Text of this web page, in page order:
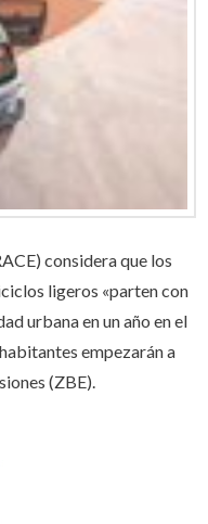
considera que los
ligeros «parten con
urbana en un año en el
empezarán a
(ZBE).